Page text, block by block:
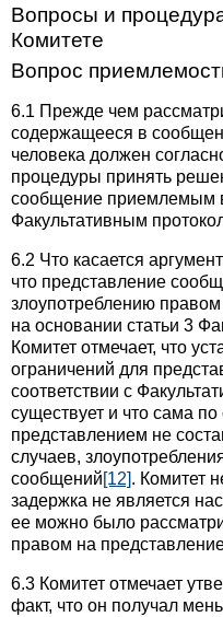
Вопросы и
Комитете
Вопрос
6.1 Прежде чем
содержащееся в
человека должен
процедуры принять
сообщение приемлемым
Факультативным
6.2 Что касается
что представление
злоупотреблению
на основании статьи 3
Комитет отмечает, что
ограничений для
соответствии с
существует и что сама
представлением не
случаев,
сообщений[12]. Комитет
задержка не является
ее можно было
правом на
6.3 Комитет отмечает
факт, что он получал